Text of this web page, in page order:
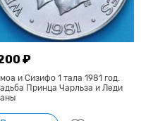
₽
и Сизифо 1 тала 1981 год.
Принца Чарльза и Леди